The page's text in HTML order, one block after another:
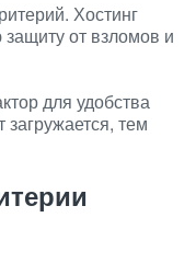
Хостинг
от взломов и
для удобства
тем